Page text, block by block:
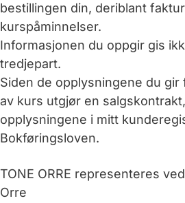
bestillingen din, deriblant
kurspåminnelser.
Informasjonen du oppgir gis
tredjepart.
Siden de opplysningene du
av kurs utgjør en
opplysningene i mitt
Bokføringsloven.
TONE ORRE representeres
Orre